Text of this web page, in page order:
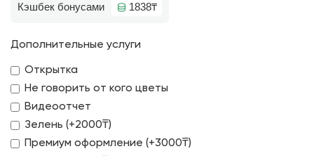
Кэшбек бонусами 1838₸
Дополнительные услуги
Открытка
Не говорить от кого цветы
Видеоотчет
Зелень (+2000₸)
Премиум оформление (+3000₸)